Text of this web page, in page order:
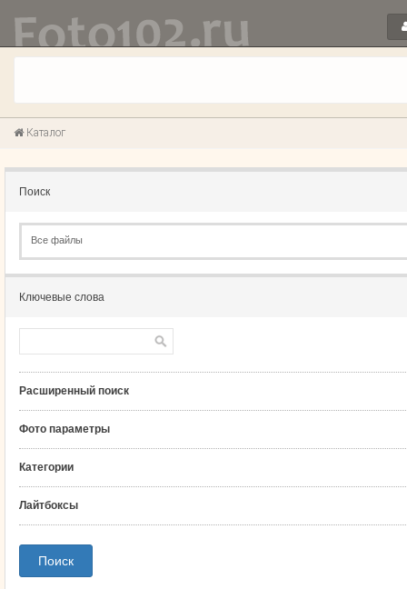
Каталог
Поиск
Все файлы
Ключевые слова
Расширенный поиск
Фото параметры
Категории
Лайтбоксы